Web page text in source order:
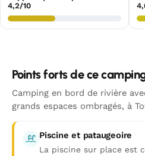
4,2/10
Points forts de ce
Camping en bord de rivière
grands espaces ombragés, à
Piscine et pataugeoire
La piscine sur place est